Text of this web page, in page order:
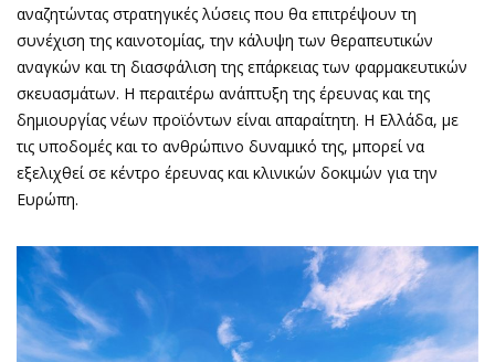
αναζητώντας στρατηγικές λύσεις που θα επιτρέψουν τη
συνέχιση της καινοτομίας, την κάλυψη των θεραπευτικών
αναγκών και τη διασφάλιση της επάρκειας των φαρμακευτικών
σκευασμάτων. Η περαιτέρω ανάπτυξη της έρευνας και της
δημιουργίας νέων προϊόντων είναι απαραίτητη. Η Ελλάδα, με
τις υποδομές και το ανθρώπινο δυναμικό της, μπορεί να
εξελιχθεί σε κέντρο έρευνας και κλινικών δοκιμών για την
Ευρώπη.